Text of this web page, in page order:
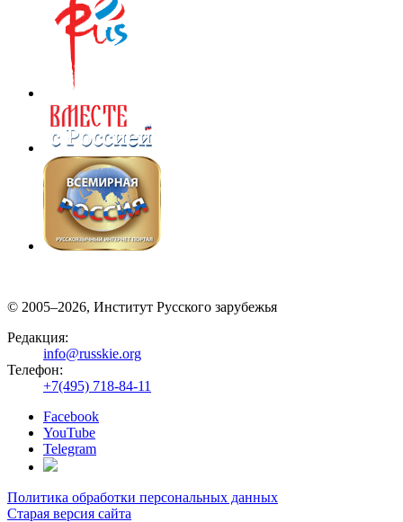
© 2005–2026, Институт Русского зарубежья
Редакция:
info@russkie.org
Телефон:
+7(495) 718-84-11
Facebook
YouTube
Telegram
Политика обработки персональных данных
Старая версия сайта